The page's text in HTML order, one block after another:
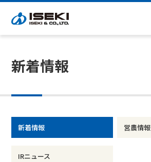
新着情報
新着情報 営農情報
IRニュース